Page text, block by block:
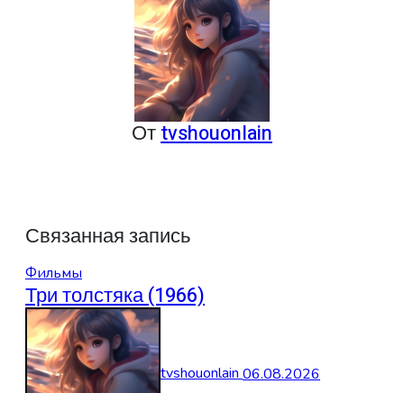
Отtvshouonlain
Связанная запись
Фильмы
Три толстяка (1966)
tvshouonlain06.08.2026